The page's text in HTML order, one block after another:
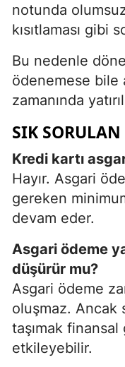
notunda
kısıtlaması gibi
Bu nedenle
ödenemese bile
zamanında
SIK
Kredi kartı
Hayır. Asgari
gereken
devam eder.
Asgari ödeme
düşürür mu?
Asgari ödeme
oluşmaz. Ancak
taşımak
etkileyebilir.